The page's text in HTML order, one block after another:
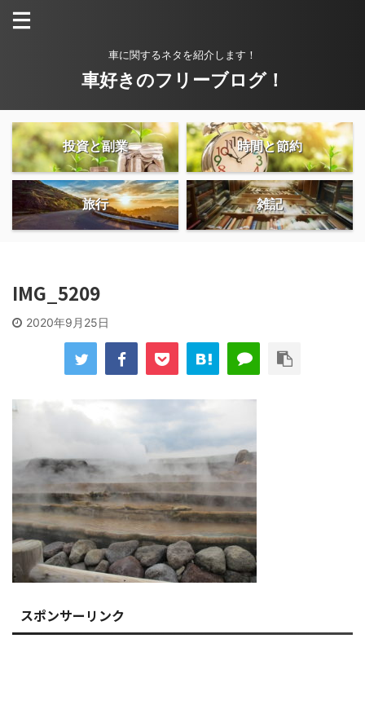
車に関するネタを紹介します！
車好きのフリーブログ！
投資と副業 時間と節約
旅行 雑記
IMG_5209
2020年9月25日
スポンサーリンク